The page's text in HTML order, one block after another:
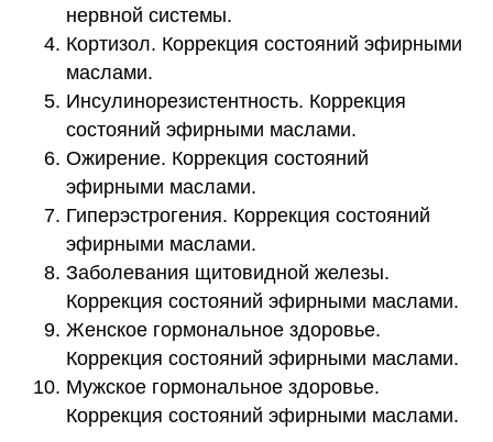
нервной системы.
Кортизол. Коррекция состояний эфирными
маслами.
Инсулинорезистентность. Коррекция
состояний эфирными маслами.
Ожирение. Коррекция состояний
эфирными маслами.
Гиперэстрогения. Коррекция состояний
эфирными маслами.
Заболевания щитовидной железы.
Коррекция состояний эфирными маслами.
Женское гормональное здоровье.
Коррекция состояний эфирными маслами.
Мужское гормональное здоровье.
Коррекция состояний эфирными маслами.